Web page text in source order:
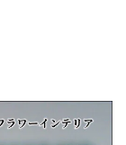
。 このた